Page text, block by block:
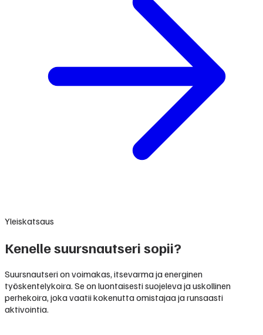
Yleiskatsaus
Kenelle suursnautseri sopii?
Suursnautseri on voimakas, itsevarma ja energinen
työskentelykoira. Se on luontaisesti suojeleva ja uskollinen
perhekoira, joka vaatii kokenutta omistajaa ja runsaasti
aktivointia.